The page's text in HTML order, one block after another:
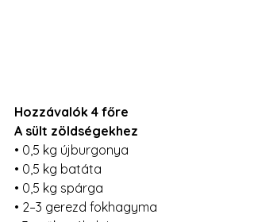
Hozzávalók 4 főre
A sült zöldségekhez
• 0,5 kg újburgonya
• 0,5 kg batáta
• 0,5 kg spárga
• 2–3 gerezd fokhagyma